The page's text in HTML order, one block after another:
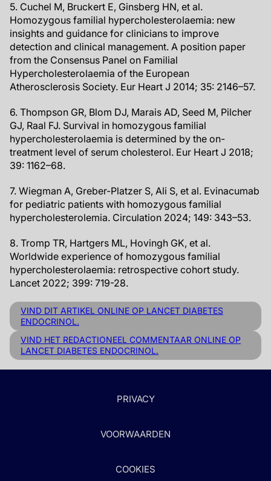
5. Cuchel M, Bruckert E, Ginsberg HN, et al.
Homozygous familial hypercholesterolaemia: new
insights and guidance for clinicians to improve
detection and clinical management. A position paper
from the Consensus Panel on Familial
Hypercholesterolaemia of the European
Atherosclerosis Society. Eur Heart J 2014; 35: 2146–57.
6. Thompson GR, Blom DJ, Marais AD, Seed M, Pilcher
GJ, Raal FJ. Survival in homozygous familial
hypercholesterolaemia is determined by the on-
treatment level of serum cholesterol. Eur Heart J 2018;
39: 1162–68.
7. Wiegman A, Greber-Platzer S, Ali S, et al. Evinacumab
for pediatric patients with homozygous familial
hypercholesterolemia. Circulation 2024; 149: 343–53.
8. Tromp TR, Hartgers ML, Hovingh GK, et al.
Worldwide experience of homozygous familial
hypercholesterolaemia: retrospective cohort study.
Lancet 2022; 399: 719-28.
VIND DIT ARTIKEL ONLINE OP LANCET DIABETES
ENDOCRINOL.
VIND HET REDACTIONEEL COMMENTAAR ONLINE OP
LANCET DIABETES ENDOCRINOL.
PRIVACY
VOORWAARDEN
COOKIES